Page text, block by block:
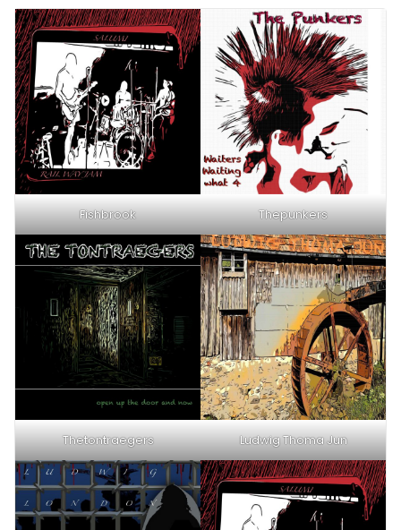
Fishbrook Thepunkers
Thetontraegers Ludwig Thoma Jun